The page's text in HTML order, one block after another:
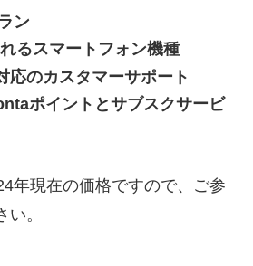
ン
るスマートフォン機種
応のカスタマーサポート
ポイントとサブスクサービ
年現在の価格ですので、ご参
。